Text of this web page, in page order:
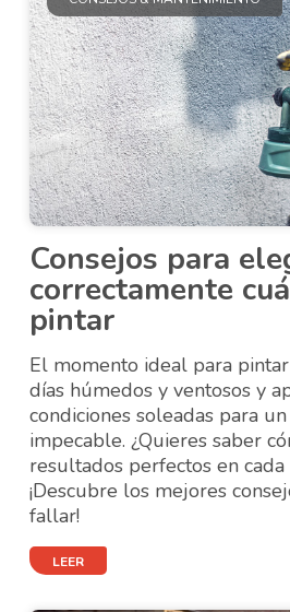
Consejos para
correctamente
pintar
El momento ideal para
días húmedos y ventosos y
condiciones soleadas para
impecable. ¿Quieres saber
resultados perfectos en cada
¡Descubre los mejores
fallar!
LEER